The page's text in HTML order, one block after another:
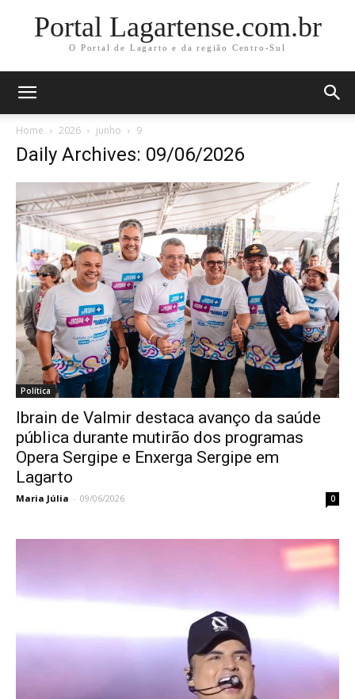
Portal Lagartense.com.br
O Portal de Lagarto e da região Centro-Sul
Home 2026 junho 9
Daily Archives: 09/06/2026
Política
Ibrain de Valmir destaca avanço da saúde
pública durante mutirão dos programas
Opera Sergipe e Enxerga Sergipe em
Lagarto
Maria Júlia - 09/06/2026 0